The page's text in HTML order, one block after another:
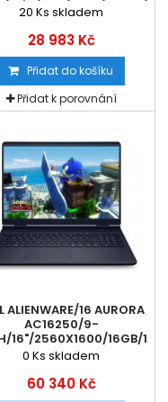
20 Ks skladem
28 983 Kč
Přidat do košíku
Přidat k porovnání
ALIENWARE/16 AURORA
AC16250/9-
16"/2560X1600/16GB/1TB/
0 Ks skladem
60 340 Kč